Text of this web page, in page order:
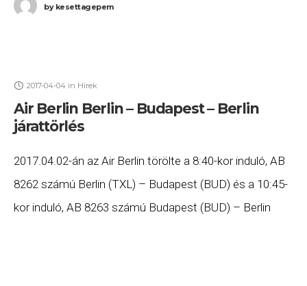
bykesettagepem
2017-04-04 in Hírek
Air Berlin Berlin – Budapest – Berlin
járattörlés
2017.04.02-án az Air Berlin törölte a 8:40-kor induló, AB
8262 számú Berlin (TXL) – Budapest (BUD) és a 10:45-
kor induló, AB 8263 számú Budapest (BUD) – Berlin